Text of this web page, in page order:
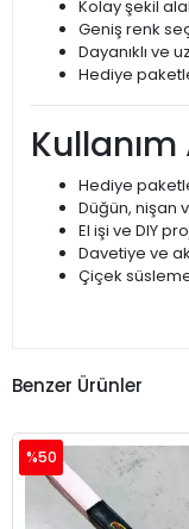
Kolay şekil
Geniş renk
Dayanıklı ve
Hediye
Kullanım
Hediye
Düğün, nişan
El işi ve DIY
Davetiye ve
Çiçek
Benzer Ürünler
%50